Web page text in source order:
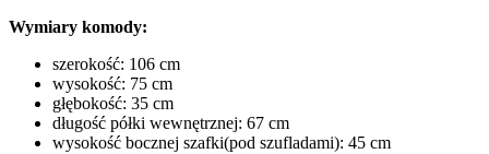
Wymiary komody:
szerokość: 106 cm
wysokość: 75 cm
głębokość: 35 cm
długość półki wewnętrznej: 67 cm
wysokość bocznej szafki(pod szufladami): 45 cm